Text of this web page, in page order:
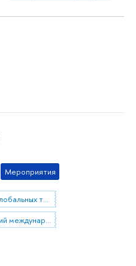
Мероприятия
мониторинг глобальных технологических трендов